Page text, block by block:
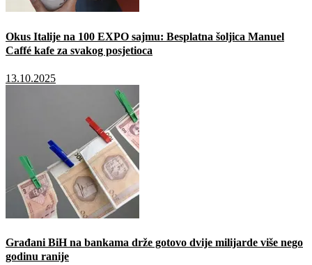
Okus Italije na 100 EXPO sajmu: Besplatna šoljica Manuel
Caffé kafe za svakog posjetioca
13.10.2025
Građani BiH na bankama drže gotovo dvije milijarde više nego
godinu ranije